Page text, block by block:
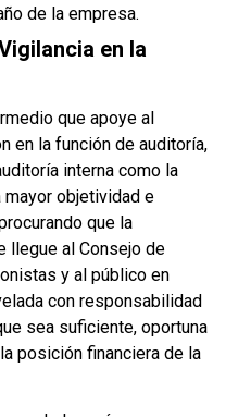
de la empresa.
en la
que apoye al
en la función de auditoría,
interna como la
objetividad e
que la
llegue al Consejo de
y al público en
con responsabilidad
sea suficiente, oportuna
posición financiera de la